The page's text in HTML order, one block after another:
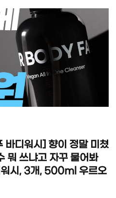
바디워시] 향이 정말 미쳤
뭐 쓰냐고 자꾸 물어봐
워시, 3개, 500ml 우르오